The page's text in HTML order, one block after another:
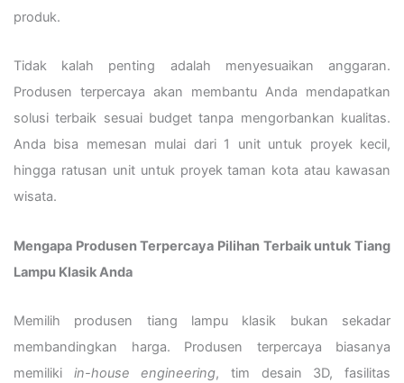
produk.
Tidak kalah penting adalah menyesuaikan anggaran.
Produsen terpercaya akan membantu Anda mendapatkan
solusi terbaik sesuai budget tanpa mengorbankan kualitas.
Anda bisa memesan mulai dari 1 unit untuk proyek kecil,
hingga ratusan unit untuk proyek taman kota atau kawasan
wisata.
Mengapa Produsen Terpercaya Pilihan Terbaik untuk Tiang
Lampu Klasik Anda
Memilih produsen tiang lampu klasik bukan sekadar
membandingkan harga. Produsen terpercaya biasanya
memiliki in-house engineering, tim desain 3D, fasilitas